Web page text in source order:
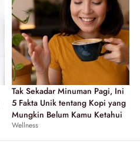
Tak Sekadar Minuman Pagi, Ini
5 Fakta Unik tentang Kopi yang
Mungkin Belum Kamu Ketahui
Wellness